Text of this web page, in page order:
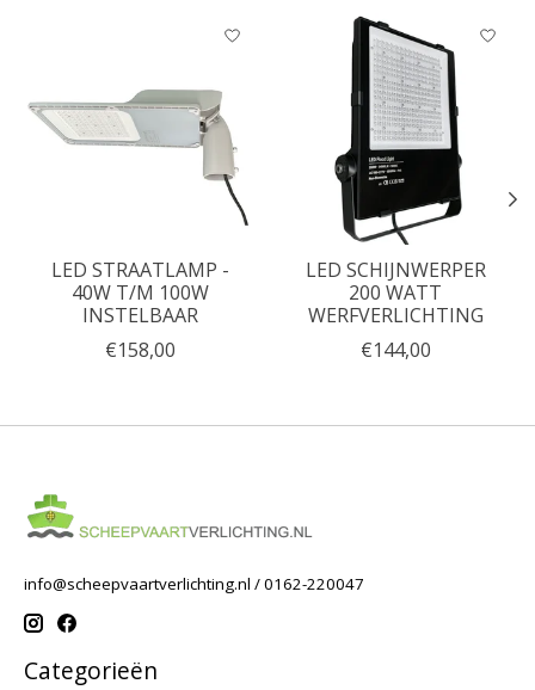
Items van productcarrousel
LED STRAATLAMP -
40W T/M 100W
INSTELBAAR
€158,00
LED SCHIJNWERPER
200 WATT
WERFVERLICHTING
€144,00
info@scheepvaartverlichting.nl / 0162-220047
Categorieën